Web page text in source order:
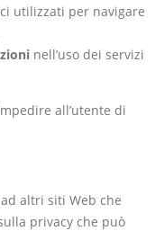
utilizzati per navigare
nell’uso dei servizi
all’utente di
altri siti Web che
privacy che può